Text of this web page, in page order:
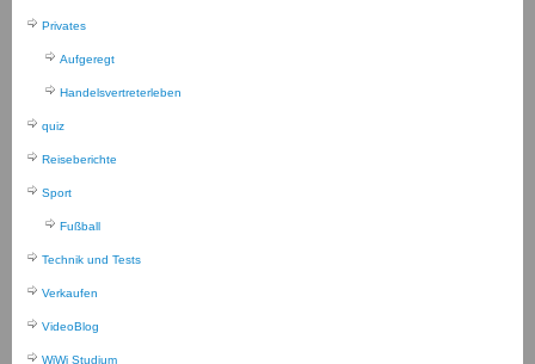
Privates
Aufgeregt
Handelsvertreterleben
quiz
Reiseberichte
Sport
Fußball
Technik und Tests
Verkaufen
VideoBlog
WiWi Studium